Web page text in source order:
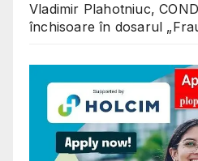
Vladimir Plahotniuc,
închisoare în dosarul